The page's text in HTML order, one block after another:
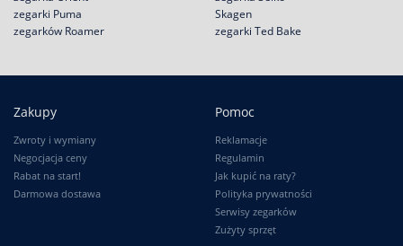
zegarki Puma
zegarków Roamer
Skagen
zegarki Ted Bake
Zakupy
Zwroty i wymiany
Negocjacja ceny
Rabat na start!
Darmowa dostawa
Pomoc
Reklamacje
Regulamin
Jak kupić na raty?
Polityka prywatności
Serwisy zegarków
Zużyty sprzęt